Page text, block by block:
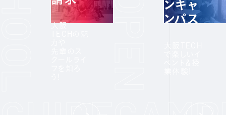
大阪
ンキャ
ンパス
で楽しいイ
ベント＆授
業体験!